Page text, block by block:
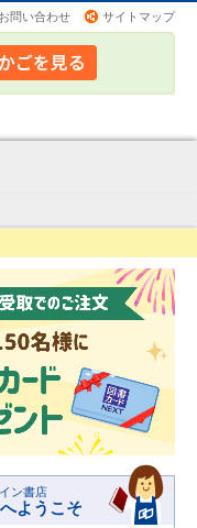
お問い合わせ サイトマップ
ン書店
ようこそ